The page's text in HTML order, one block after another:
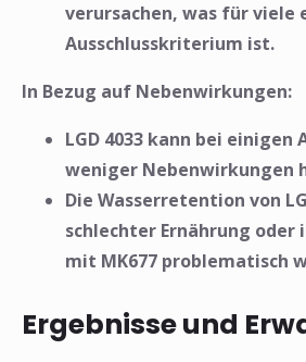
verursachen, was für viele
Ausschlusskriterium ist.
In Bezug auf Nebenwirkungen:
LGD 4033 kann bei einigen
weniger Nebenwirkungen
Die Wasserretention von
schlechter Ernährung oder
mit MK677 problematisch
Ergebnisse und